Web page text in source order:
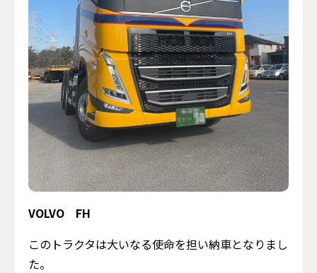
VOLVO FH
このトラクタは大いなる使命を担い納車となりまし
た。